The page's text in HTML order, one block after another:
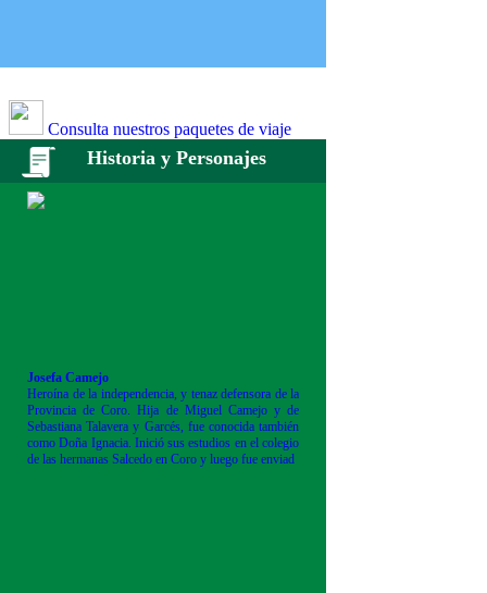
Consulta nuestros paquetes de viaje
Historia y Personajes
Josefa Camejo
Heroína de la independencia, y tenaz defensora de la
Provincia de Coro. Hija de Miguel Camejo y de
Sebastiana Talavera y Garcés, fue conocida también
como Doña Ignacia. Inició sus estudios en el colegio
de las hermanas Salcedo en Coro y luego fue enviad